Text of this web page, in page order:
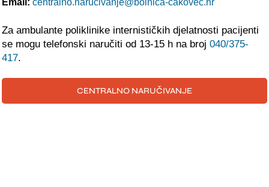
JEDINICE NEZDRAVSTVENIH DJELATNOSTI
RAVNATELJSTVO
Email: centralno.narucivanje@bolnica-cakovec.hr
Za ambulante poliklinike internističkih djelatnosti pacijenti
se mogu telefonski naručiti od 13-15 h na broj 040/375-
417.
CENTRALNO NARUČIVANJE